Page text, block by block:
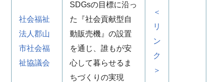
社会福祉
法人郡山
市社会福
祉協議会
SDGsの目標に沿っ
た『社会貢献型自
動販売機』の設置
を通じ、誰もが安
心して暮らせるま
ちづくりの実現
＜
リ
ン
ク
＞